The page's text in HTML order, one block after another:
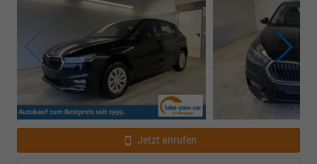
Jetzt anrufen